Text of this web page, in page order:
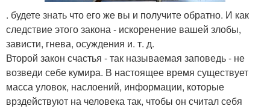
. будете знать что его же вы и получите обратно. И как
следствие этого закона - искоренение вашей злобы,
зависти, гнева, осуждения и. т. д.
Второй закон счастья - так называемая заповедь - не
возведи себе кумира. В настоящее время существует
масса уловок, наслоений, информации, которые
врздействуют на человека так, чтобы он считал себя